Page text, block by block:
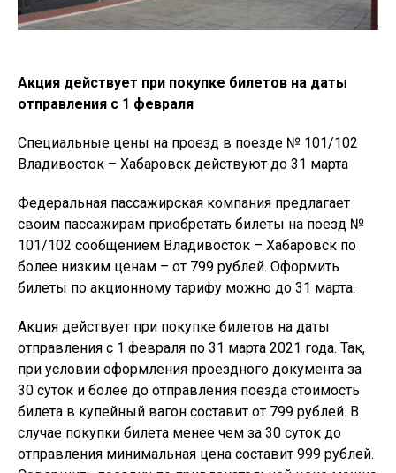
Акция действует при покупке билетов на даты
отправления с 1 февраля
Специальные цены на проезд в поезде № 101/102
Владивосток – Хабаровск действуют до 31 марта
Федеральная пассажирская компания предлагает
своим пассажирам приобретать билеты на поезд №
101/102 сообщением Владивосток – Хабаровск по
более низким ценам – от 799 рублей. Оформить
билеты по акционному тарифу можно до 31 марта.
Акция действует при покупке билетов на даты
отправления с 1 февраля по 31 марта 2021 года. Так,
при условии оформления проездного документа за
30 суток и более до отправления поезда стоимость
билета в купейный вагон составит от 799 рублей. В
случае покупки билета менее чем за 30 суток до
отправления минимальная цена составит 999 рублей.